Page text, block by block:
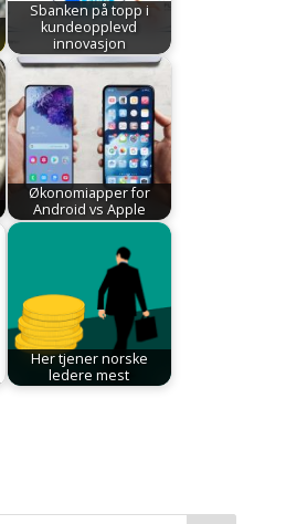
Sbanken på topp i
kundeopplevd
innovasjon
Økonomiapper for
Android vs Apple
Her tjener norske
ledere mest